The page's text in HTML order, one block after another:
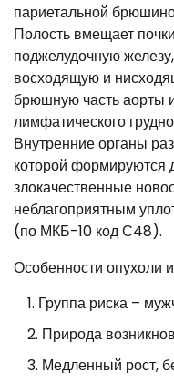
париетальной
Полость вмещает
поджелудочную
восходящую и
брюшную часть аорты
лимфатического
Внутренние органы
которой формируются
злокачественные
неблагоприятным
(по МКБ-10 код С48).
Особенности опухоли
Группа риска –
Природа
Медленный рост,